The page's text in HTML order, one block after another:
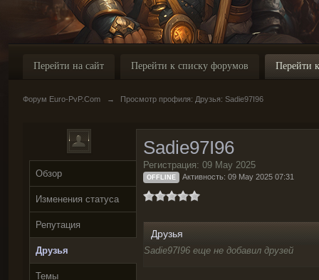
Перейти на сайт Перейти к списку форумов Перейти
Форум Euro-PvP.Com → Просмотр профиля: Друзья: Sadie97I96
Обзор
Изменения статуса
Репутация
Друзья
Темы
Sadie97I96
Регистрация: 09 May 2025
OFFLINE Активность: 09 May 2025 07:31
Друзья
Sadie97I96 еще не добавил друзей